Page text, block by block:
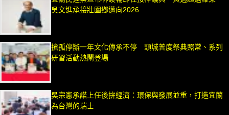
吳文進承接壯圍鄉邁向2026
搶孤停辦一年文化傳承不停 頭城普度祭典照常、系列
研習活動熱鬧登場
吳宗憲承諾上任後拚經濟：環保與發展並重，打造宜蘭
為台灣的瑞士